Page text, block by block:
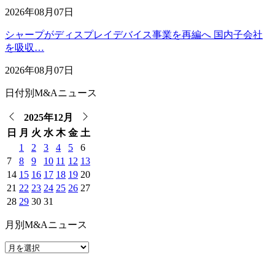
2026年08月07日
シャープがディスプレイデバイス事業を再編へ 国内子会社
を吸収…
2026年08月07日
日付別M&Aニュース
2025年12月
日
月 火 水 木 金 土
1
2 3 4 5
6
7
8 9 10 11 12 13
14 15 16 17 18 19 20
21 22 23 24 25 26 27
28 29 30 31
月別M&Aニュース